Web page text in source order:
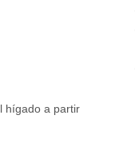
hígado a partir